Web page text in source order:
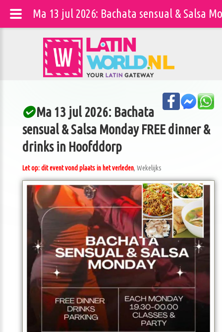
Ma 13 jul 2026: Bachata
sensual & Salsa Monday FREE dinner &
drinks in Hoofddorp
Let op: dit event vond plaats in het verleden, Wekelijks
Ma 13 jul 2026: Bachata sensual & Salsa